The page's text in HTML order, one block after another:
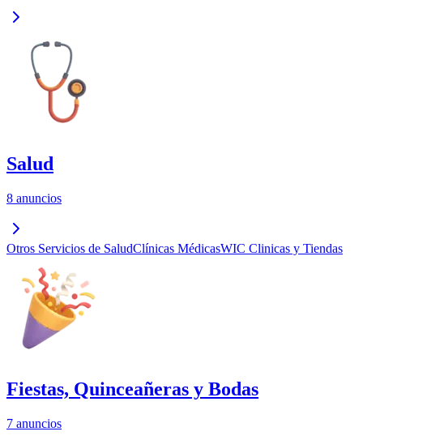
Salud
8 anuncios
Otros Servicios de SaludClínicas MédicasWIC Clinicas y Tiendas
Fiestas, Quinceañeras y Bodas
7 anuncios